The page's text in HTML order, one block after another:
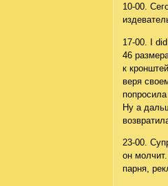
10-00.
17-00. I
46
к
веря
Ну а
23-00.
он
парня,